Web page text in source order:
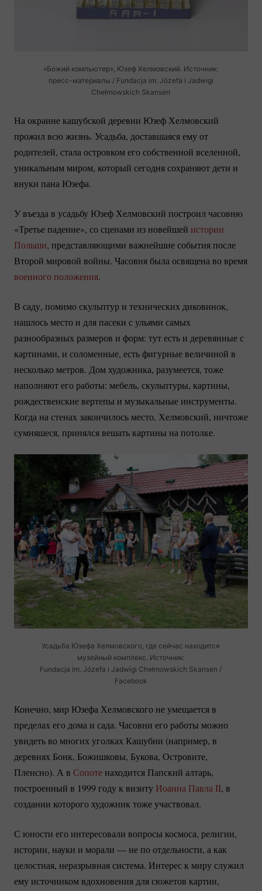
«Божий компьютер», Юзеф Хелмовский. Источник:
пресс-материалы / Fundacja im. Józefa i Jadwigi
Chełmowskich Skansen
На окраине кашубской деревни Юзеф Хелмовский
прожил всю жизнь. Усадьба, доставшаяся ему от
родителей, стала островком его собственной вселенной,
уникальным миром, который сегодня сохраняют дети и
внуки пана Юзефа.
У въезда в усадьбу Юзеф Хелмовский построил часовню
«Третье падение», со сценами из новейшей истории
Польши, представляющими важнейшие события после
Второй мировой войны. Часовня была освящена во время
военного положения.
В саду, помимо скульптур и технических диковинок,
нашлось место и для пасеки с ульями самых
разнообразных размеров и форм: тут есть и деревянные с
картинами, и соломенные, есть фигурные величиной в
несколько метров. Дом художника, разумеется, тоже
наполняют его работы: мебель, скульптуры, картины,
рождественские вертепы и музыкальные инструменты.
Когда на стенах закончилось место, Хелмовский, ничтоже
сумняшеся, принялся вешать картины на потолке.
Усадьба Юзефа Хелмовского, где сейчас находится
музейный комплекс. Источник:
Fundacja im. Józefa i Jadwigi Chełmowskich Skansen /
Facebook
Конечно, мир Юзефа Хелмовского не умещается в
пределах его дома и сада. Часовни его работы можно
увидеть во многих уголках Кашубии (например, в
деревнях Бонк, Божишковы, Букова, Островите,
Пленсно). А в Сопотенаходится Папский алтарь,
построенный в 1999 году к визиту Иоанна Павла II, в
создании которого художник тоже участвовал.
С юности его интересовали вопросы космоса, религии,
истории, науки и морали — не по отдельности, а как
целостная, неразрывная система. Интерес к миру служил
ему источником вдохновения для сюжетов картин,